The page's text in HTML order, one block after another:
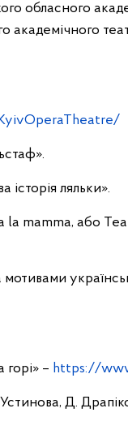
обласного
академічного
історія ляльки».
la mamma, або
– https://
Д.